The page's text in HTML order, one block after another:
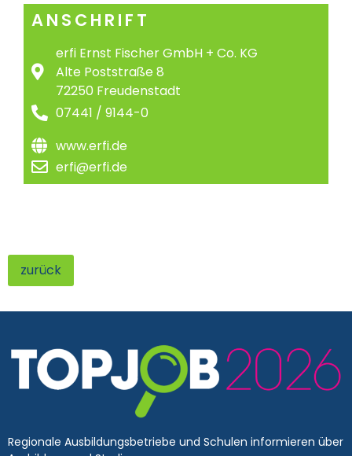
ANSCHRIFT
erfi Ernst Fischer GmbH + Co. KG
Alte Poststraße 8
72250 Freudenstadt
07441 / 9144-0
www.erfi.de
erfi@erfi.de
zurück
Regionale Ausbildungsbetriebe und Schulen informieren über